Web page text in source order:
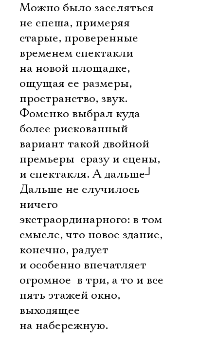
Можно было заселяться
не спеша, примеряя
старые, проверенные
временем спектакли
на новой площадке,
ощущая ее размеры,
пространство, звук.
Фоменко выбрал куда
более рискованный
вариант такой двойной
премьеры  сразу и сцены,
и спектакля. А дальше┘
Дальше не случилось
ничего
экстраординарного: в том
смысле, что новое здание,
конечно, радует
и особенно впечатляет
огромное  в три, а то и все
пять этажей окно,
выходящее
на набережную.